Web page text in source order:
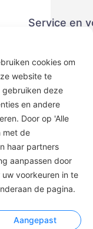
Service en
ROOM
cookies om
website te
gebruiken deze
en andere
Door op 'Alle
met de
haar partners
aanpassen door
voorkeuren in te
de pagina.
Aangepast